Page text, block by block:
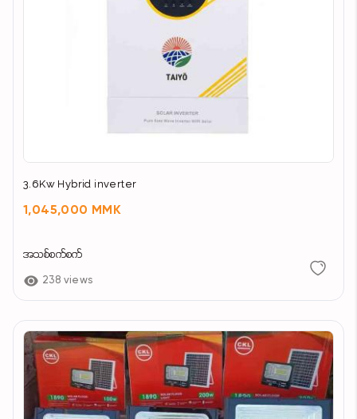
3.6Kw Hybrid inverter
1,045,000 MMK
အသစ်စက်စက်
238 views